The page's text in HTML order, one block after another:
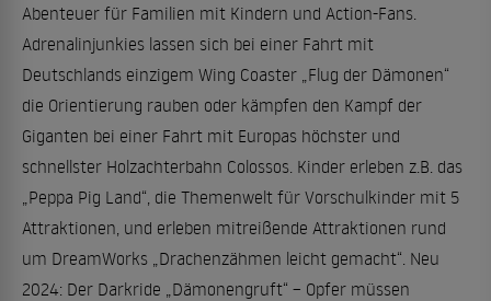
Abenteuer für Familien mit Kindern und Action-Fans.
Adrenalinjunkies lassen sich bei einer Fahrt mit
Deutschlands einzigem Wing Coaster „Flug der Dämonen“
die Orientierung rauben oder kämpfen den Kampf der
Giganten bei einer Fahrt mit Europas höchster und
schnellster Holzachterbahn Colossos. Kinder erleben z.B. das
„Peppa Pig Land“, die Themenwelt für Vorschulkinder mit 5
Attraktionen, und erleben mitreißende Attraktionen rund
um DreamWorks „Drachenzähmen leicht gemacht“. Neu
2024: Der Darkride „Dämonengruft“ – Opfer müssen